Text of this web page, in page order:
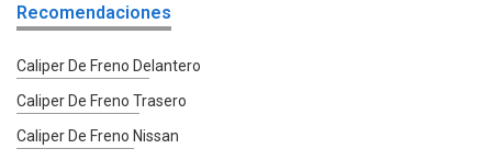
Recomendaciones
Caliper De Freno Delantero
Caliper De Freno Trasero
Caliper De Freno Nissan